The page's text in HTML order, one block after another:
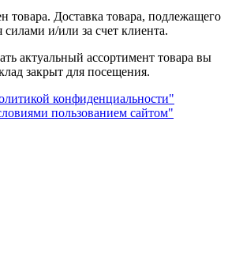
Доставка товара, подлежащего
силами и/или за счет клиента.
актуальный ассортимент товара вы
закрыт для посещения.
конфиденциальности"
пользованием сайтом"